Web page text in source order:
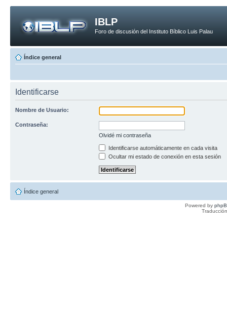
IBLP
Foro de discusión del Instituto Bíblico Luis Palau
Índice general
Identificarse
Nombre de Usuario:
Contraseña:
Olvidé mi contraseña
Identificarse automáticamente en cada visita
Ocultar mi estado de conexión en esta sesión
Índice general
Powered by